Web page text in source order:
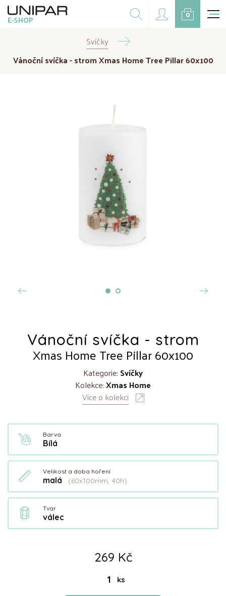
E-SHOP
Dárkové balíčky
Doplňky
Doprodej
Kampaně
CZK EUR
0
Svíčky
Vánoční svíčka - strom Xmas Home Tree Pillar 60x100
Vánoční svíčka - strom
Xmas Home Tree Pillar 60x100
Kategorie: Svíčky
Kolekce:Xmas Home
Více o kolekci
Barva
Bílá
Velikost a doba hoření
malá (60x100mm, 40h)
Tvar
válec
269 Kč
ks